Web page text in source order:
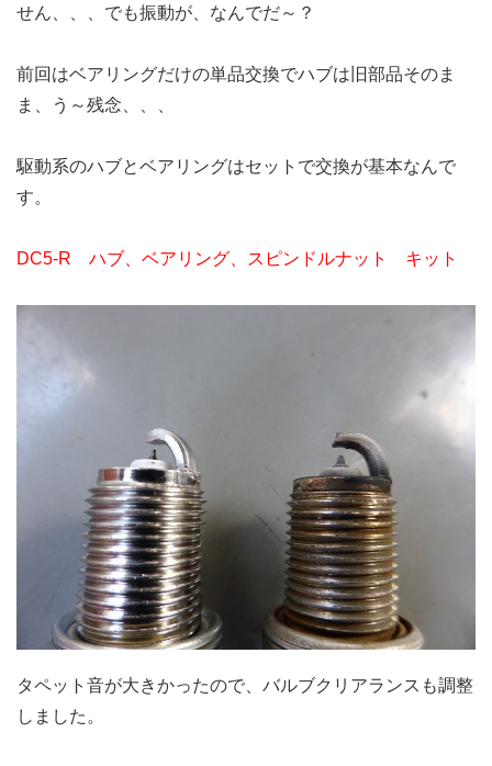
せん、、、でも振動が、なんでだ～？
前回はベアリングだけの単品交換でハブは旧部品そのま
ま、う～残念、、、
駆動系のハブとベアリングはセットで交換が基本なんで
す。
DC5-R ハブ、ベアリング、スピンドルナット キット
タペット音が大きかったので、バルブクリアランスも調整
しました。